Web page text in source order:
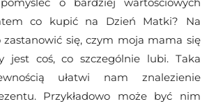
co kupić na Dzień Matki? Na
się, czym moja mama się
jest coś, co szczególnie lubi. Taka
ułatwi nam znalezienie
Przykładowo może być nim